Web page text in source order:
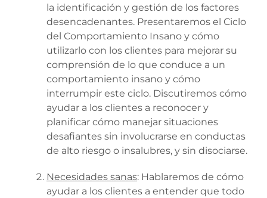
la identificación y gestión de los factores
desencadenantes. Presentaremos el Ciclo
del Comportamiento Insano y cómo
utilizarlo con los clientes para mejorar su
comprensión de lo que conduce a un
comportamiento insano y cómo
interrumpir este ciclo. Discutiremos cómo
ayudar a los clientes a reconocer y
planificar cómo manejar situaciones
desafiantes sin involucrarse en conductas
de alto riesgo o insalubres, y sin disociarse.
Necesidades sanas: Hablaremos de cómo
ayudar a los clientes a entender que todo